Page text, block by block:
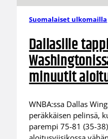
Suomalaiset ulkomailla
Dallasille
minuutit
WNBA:ssa Dallas
peräkkäisen pelinsä,
parempi 75-81 (35-